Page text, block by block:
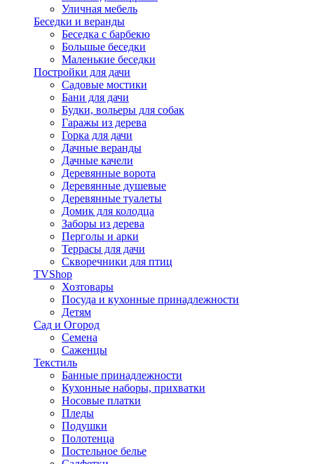
Уличная мебель
Беседки и веранды
Беседка с барбекю
Большые беседки
Маленькие беседки
Постройки для дачи
Садовые мостики
Бани для дачи
Будки, вольеры для собак
Гаражы из дерева
Горка для дачи
Дачные веранды
Дачные качели
Деревянные ворота
Деревянные душевые
Деревянные туалеты
Домик для колодца
Заборы из дерева
Перголы и арки
Террасы для дачи
Скворечники для птиц
TVShop
Хозтовары
Посуда и кухонные принадлежности
Детям
Сад и Огород
Семена
Саженцы
Текстиль
Банные принадлежности
Кухонные наборы, прихватки
Носовые платки
Пледы
Подушки
Полотенца
Постельное белье